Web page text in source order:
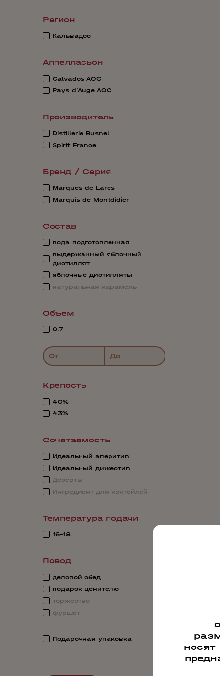
Регион
Кальвадос
Аппелласьон
Calvados AOC
Pays d’Auge AOC
Производитель
Distillerie Busnel
Spirit France
Бренд / Серия
Marques de Lares
Marquis de Montdidier
Состав
вода подготовленная
выдержанный яблочный
дистиллят
яблочные дистилляты
натуральная карамель
Объем
0.7
От До
Крепость
40%
43%
Сочетаемость
Идеальный аперитив
Идеальный дижестив
Десерты
Ингредиент для коктейлей
Температура подачи
16-18
Повод
деловой обед
подарок ценителю
торжество
фуршет
Подарочная упаковка